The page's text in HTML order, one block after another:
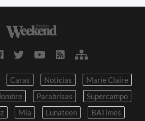
Caras Noticias
Marie Claire
Parabrisas
Supercampo
Mia Lunateen BATimes